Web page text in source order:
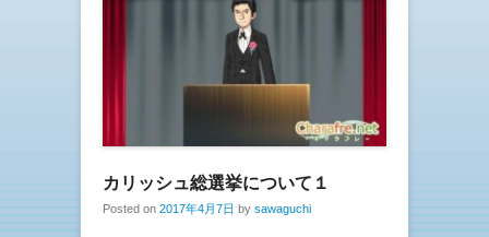
カリッシュ総選挙について１
Posted on 2017年4月7日 by sawaguchi